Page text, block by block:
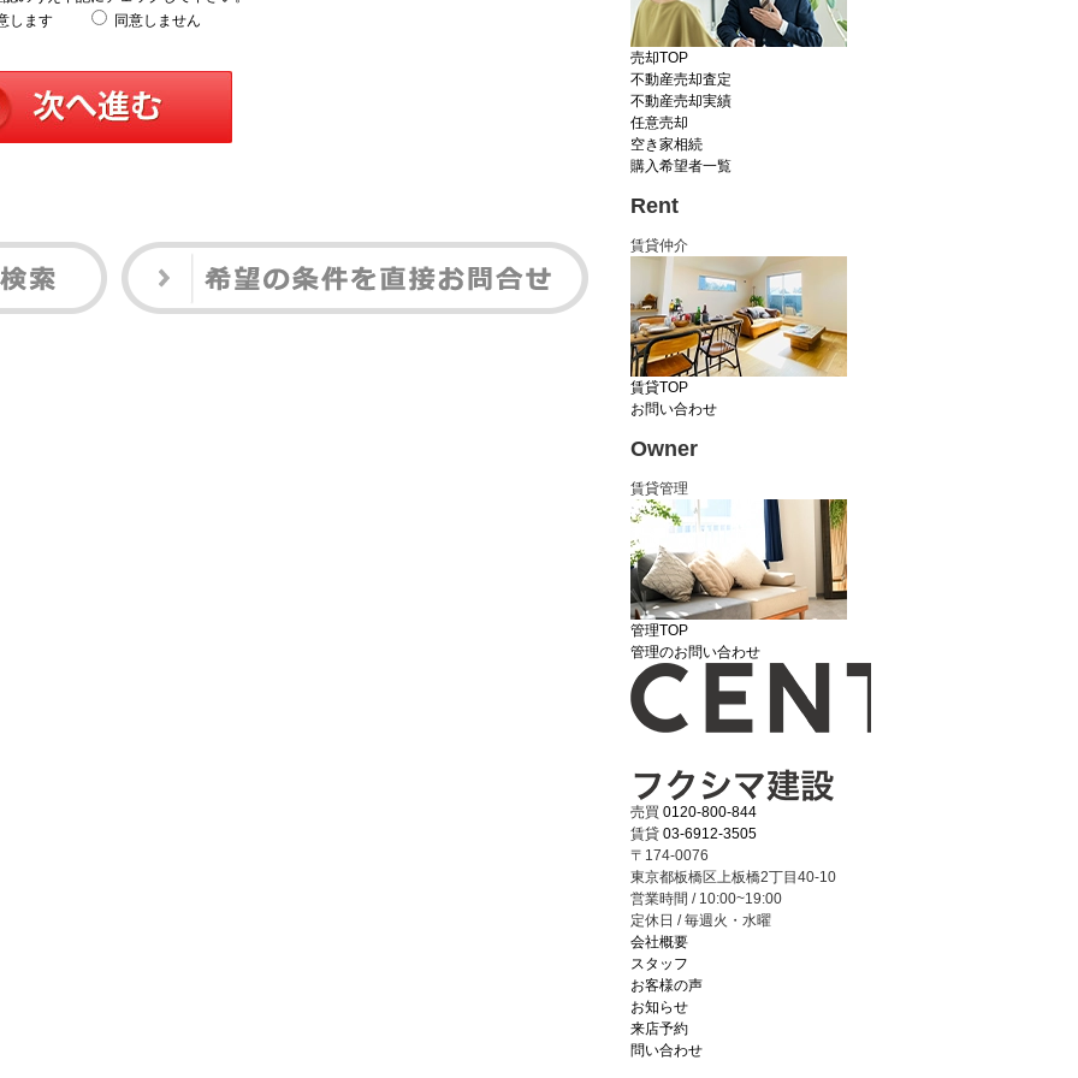
します
同意しません
売却TOP
不動産売却査定
不動産売却実績
任意売却
空き家相続
購入希望者一覧
Rent
賃貸仲介
賃貸TOP
お問い合わせ
Owner
賃貸管理
管理TOP
管理のお問い合わせ
売買 0120-800-844
賃貸 03-6912-3505
〒174-0076
東京都板橋区上板橋2丁目40-10
営業時間 / 10:00~19:00
定休日 / 毎週火・水曜
会社概要
スタッフ
お客様の声
お知らせ
来店予約
問い合わせ